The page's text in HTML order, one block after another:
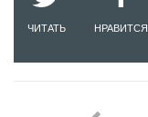
ЧИТАТЬ НРАВИТСЯ